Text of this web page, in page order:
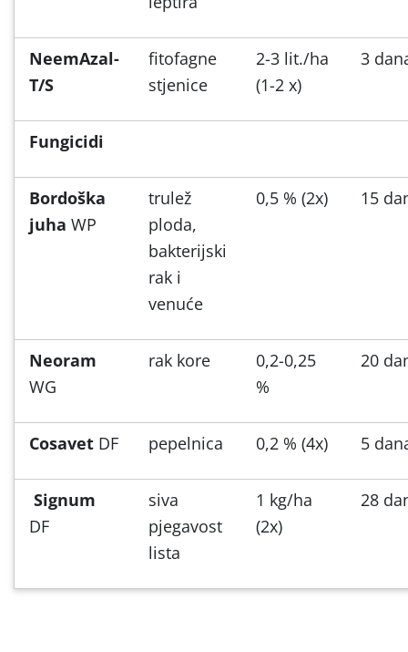
NeemAzal-
T/S
fitofagne
stjenice
2-3 lit./ha
(1-2 x)
3
Fungicidi
Bordoška
juha WP
trulež
ploda,
bakterijski
rak i
venuće
0,5 % (2x) 15
Neoram
WG
rak kore
0,2-0,25
%
20
Cosavet DF pepelnica 0,2 % (4x) 5
Signum
DF
siva
pjegavost
lista
1 kg/ha
(2x)
28